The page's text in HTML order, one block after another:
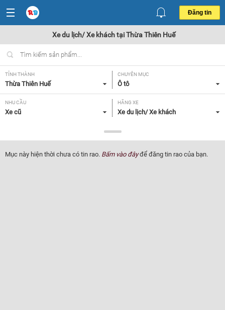
Đăng tin
Xe du lịch/ Xe khách tại Thừa Thiên Huế
TỈNH THÀNH
Thừa Thiên Huế
CHUYÊN MỤC
Ô tô
NHU CẦU
Xe cũ
HÃNG XE
Xe du lịch/ Xe khách
Tất cả
NĂM SẢN XUẤT
Tất cả
GIÁ XE XUẤT XỨ
Mục này hiện thời chưa có tin rao. Bấm vào đâyđể đăng tin rao của bạn.